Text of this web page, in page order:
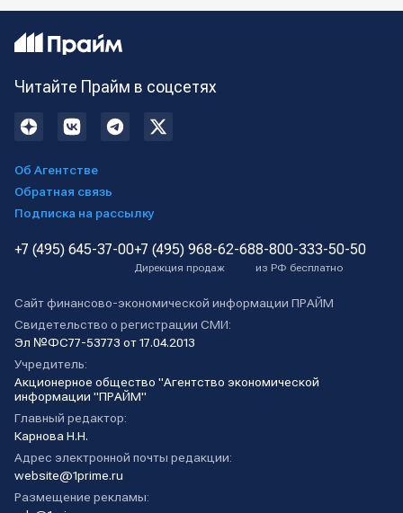
Читайте Прайм в соцсетях
Об Агентстве
Обратная связь
Подписка на рассылку
+7 (495) 645-37-00+7 (495) 968-62-68
Дирекция продаж
8-800-333-50-50
из РФ бесплатно
Сайт финансово-экономической информации ПРАЙМ
Свидетельство о регистрации СМИ:
Эл №ФС77-53773 от 17.04.2013
Учредитель:
Акционерное общество "Агентство экономической
информации "ПРАЙМ"
Главный редактор:
Карнова Н.Н.
Адрес электронной почты редакции:
website@1prime.ru
Размещение рекламы: